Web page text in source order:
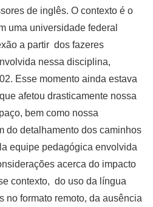
de inglês. O contexto é o
uma universidade federal
a partir dos fazeres
nessa disciplina,
Esse momento ainda estava
afetou drasticamente nossa
bem como nossa
do detalhamento dos caminhos
equipe pedagógica envolvida
acerca do impacto
contexto, do uso da língua
no formato remoto, da ausência